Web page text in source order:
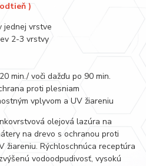
)
jednej vrstve
2-3 vrstvy
min./ voči dažďu po 90 min.
proti plesniam
vplyvom a UV žiareniu
olejová lazúra na
na drevo s ochranou proti
žiareniu. Rýchloschnúca receptúra
vodoodpudivosť, vysokú